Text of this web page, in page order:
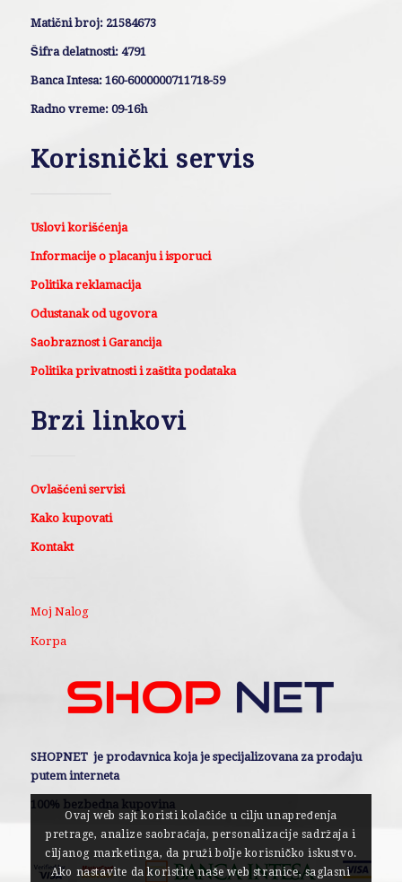
Matični broj: 21584673
Šifra delatnosti: 4791
Banca Intesa: 160-6000000711718-59
Radno vreme: 09-16h
Korisnički servis
Uslovi korišćenja
Informacije o placanju i isporuci
Politika reklamacija
Odustanak od ugovora
Saobraznost i Garancija
Politika privatnosti i zaštita podataka
Brzi linkovi
Ovlašćeni servisi
Kako kupovati
Kontakt
Moj Nalog
Korpa
SHOPNET je prodavnica koja je specijalizovana za prodaju
putem interneta
100% bezbedna kupovina
Ovaj web sajt koristi kolačiće u cilju unapređenja
pretrage, analize saobraćaja, personalizacije sadržaja i
ciljanog marketinga, da pruži bolje korisničko iskustvo.
Ako nastavite da koristite naše web stranice, saglasni